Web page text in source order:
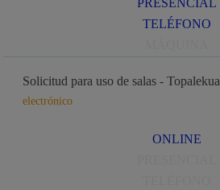
PRESENCIAL
TELÉFONO
Solicitud para uso de salas - Topalekua
electrónico
ONLINE